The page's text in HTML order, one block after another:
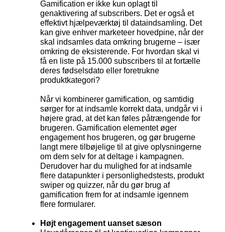
Gamification er ikke kun oplagt til
genaktivering af subscribers. Det er også et
effektivt hjælpeværktøj til dataindsamling. Det
kan give enhver marketeer hovedpine, når der
skal indsamles data omkring brugerne – især
omkring de eksisterende. For hvordan skal vi
få en liste på 15.000 subscribers til at fortælle
deres fødselsdato eller foretrukne
produktkategori?
Når vi kombinerer gamification, og samtidig
sørger for at indsamle korrekt data, undgår vi i
højere grad, at det kan føles påtrængende for
brugeren. Gamification elementet øger
engagement hos brugeren, og gør brugerne
langt mere tilbøjelige til at give oplysningerne
om dem selv for at deltage i kampagnen.
Derudover har du mulighed for at indsamle
flere datapunkter i personlighedstests, produkt
swiper og quizzer, når du gør brug af
gamification frem for at indsamle igennem
flere formularer.
Højt engagement uanset sæson